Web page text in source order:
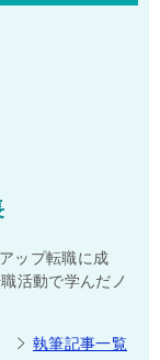
ップ転職に成
活動で学んだノ
執筆記事一覧